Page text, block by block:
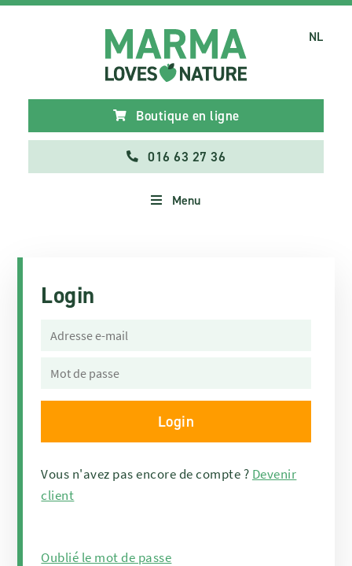
Boutique en ligne
016 63 27 36
Menu
NL
Login
Vous n'avez pas encore de compte ? Devenir
client
Oublié le mot de passe